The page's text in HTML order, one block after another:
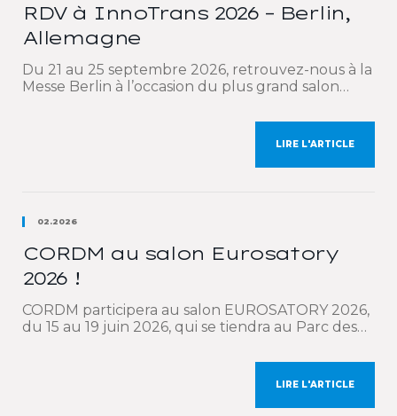
RDV à InnoTrans 2026 – Berlin,
Allemagne
Du 21 au 25 septembre 2026, retrouvez-nous à la
Messe Berlin à l’occasion du plus grand salon
InnoTrans. Nous sommes heureux de renouveler
notre participation à cet événement
majeurs du transport ferroviaire et de la mobilité.
LIRE L'ARTICLE
02.2026
CORDM au salon Eurosatory
2026 !
CORDM participera au salon EUROSATORY 2026,
du 15 au 19 juin 2026, qui se tiendra au Parc des
est le rendez-vous mondial incontournable des
acteurs de la défense et de la sécurité. À cette
expertise technique globale couvrant l’ensemble
LIRE L'ARTICLE